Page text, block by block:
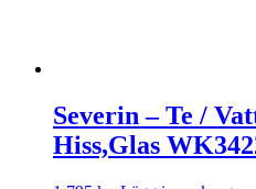
Severin – Te /
Hiss,Glas